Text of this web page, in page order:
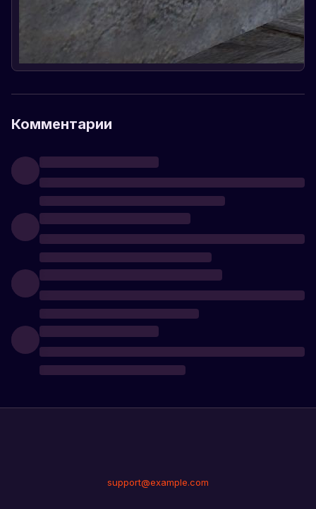
Комментарии
support@example.com